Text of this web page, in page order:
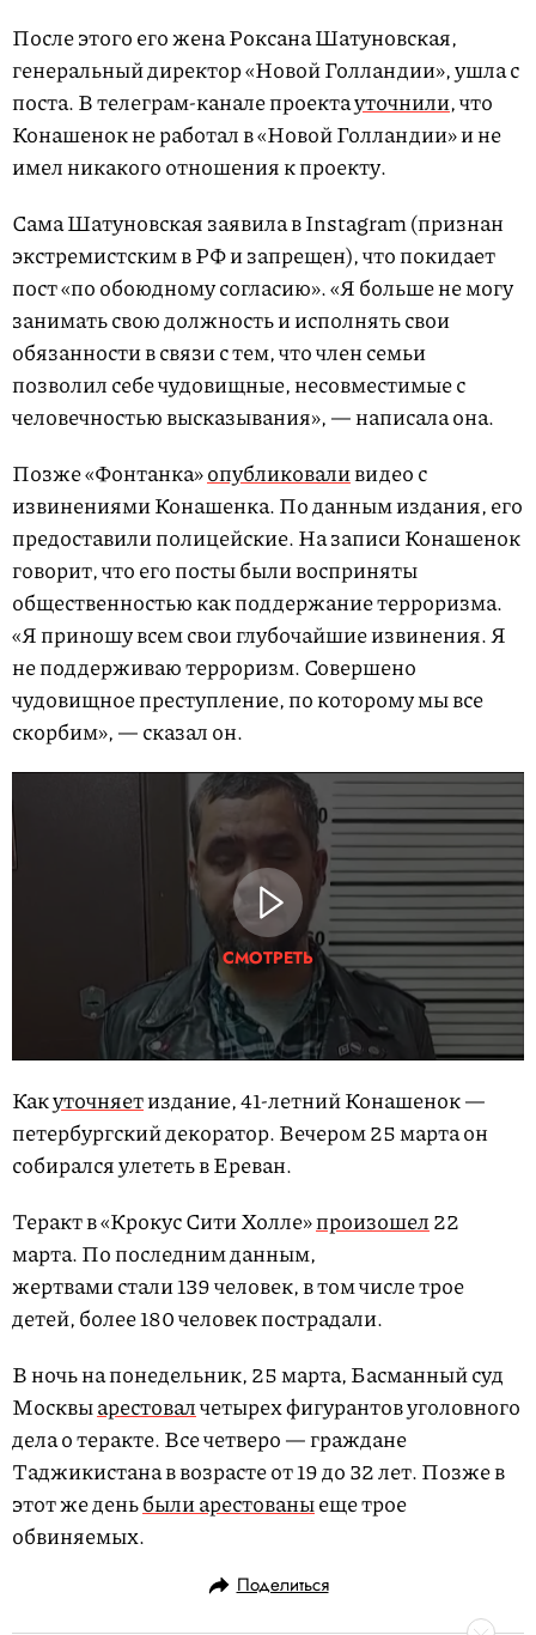
После этого его жена Роксана Шатуновская,
генеральный директор «Новой Голландии», ушла с
поста. В телеграм-канале проектауточнили, что
Конашенок не работал в «Новой Голландии» и не
имел никакого отношения к проекту.
Сама Шатуновская заявила в Instagram (признан
экстремистским в РФ и запрещен), что покидает
пост «по обоюдному согласию». «Я больше не могу
занимать свою должность и исполнять свои
обязанности в связи с тем, что член семьи
позволил себе чудовищные, несовместимые с
человечностью высказывания», — написала она.
Позже «Фонтанка»опубликоваливидео с
извинениями Конашенка. По данным издания, его
предоставили полицейские. На записи Конашенок
говорит, что его посты были восприняты
общественностью как поддержание терроризма.
«Я приношу всем свои глубочайшие извинения. Я
не поддерживаю терроризм. Совершено
чудовищное преступление, по которому мы все
скорбим», — сказал он.
СМОТРЕТЬ
Какуточняетиздание, 41-летний Конашенок —
петербургский декоратор. Вечером 25 марта он
собирался улететь в Ереван.
Теракт в «Крокус Сити Холле»произошел22
марта. По последним данным,
жертвами стали 139 человек, в том числе трое
детей, более 180 человек пострадали.
В ночь на понедельник, 25 марта, Басманный суд
Москвыарестовалчетырех фигурантов уголовного
дела о теракте. Все четверо — граждане
Таджикистана в возрасте от 19 до 32 лет. Позже в
этот же деньбыли арестованыеще трое
обвиняемых.
Поделиться